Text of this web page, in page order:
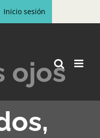
Inicio sesión
ojos